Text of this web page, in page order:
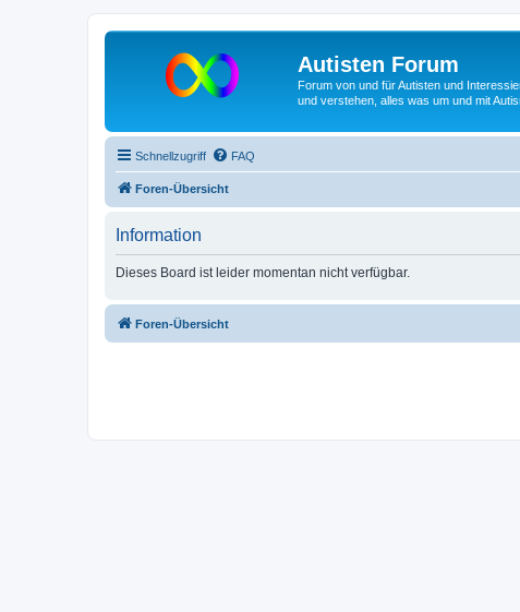
Autisten Forum
Forum von und für Autisten und
und verstehen, alles was um und mit
Schnellzugriff FAQ
Foren-Übersicht
Information
Dieses Board ist leider momentan nicht verfügbar.
Foren-Übersicht